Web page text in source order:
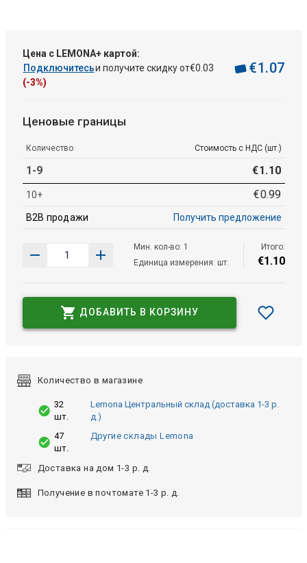
Цена с LEMONA+ картой:
Подключитесьи получите скидку от€0 03
(-3%)
€1.07
Ценовые границы
Количество Стоимость с НДС (шт.)
1-9 €1.10
10+ €0.99
B2B продажи Получить предложение
Мин. кол-во: 1
Единица измерения: шт.
Итого:
€1.10
ДОБАВИТЬ В КОРЗИНУ
Количество в магазине
32
шт.
Lemona Центральный склад (доставка 1-3 р.
д.)
47
шт.
Другие склады Lemona
Доставка на дом 1-3 р. д.
Получение в почтомате 1-3 р. д.